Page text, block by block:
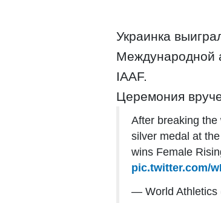
Украинка
Международной
IАAF.
Церемония
After breaking
silver medal at the
wins Female
pic.twitter.com/
— World Athletics